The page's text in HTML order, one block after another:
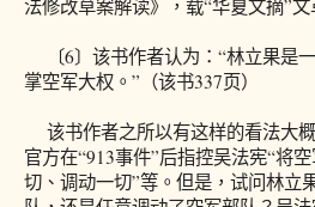
法修改草案解读》，载“华夏文摘”
〔6〕该书作者认为：“林立果是
掌空军大权。”（该书337页）
该书作者之所以有这样的看法大
官方在“913事件”后指控吴法宪“将
切、调动一切”等。但是，试问林立